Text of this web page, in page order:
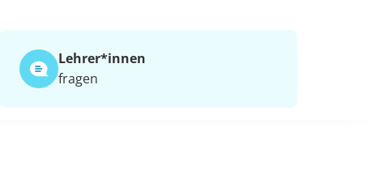
Lehrer*​innen
fragen